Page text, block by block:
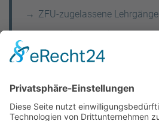
ZFU-zugelassene Lehrgänge
Alle Online-Ausbildungen
Das SWAV-Zertifikat
Über uns